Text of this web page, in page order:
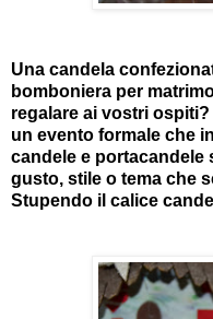
Una candela
bomboniera per
regalare ai vostri
un evento formale che
candele e
gusto, stile o tema che
Stupendo il calice